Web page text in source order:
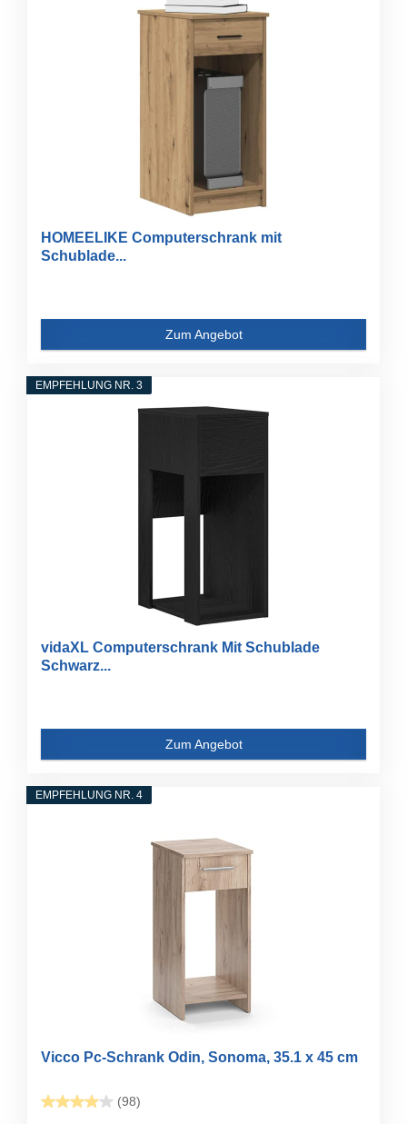
HOMEELIKE Computerschrank mit
Schublade...
Zum Angebot
EMPFEHLUNG NR. 3
vidaXL Computerschrank Mit Schublade
Schwarz...
Zum Angebot
EMPFEHLUNG NR. 4
Vicco Pc-Schrank Odin, Sonoma, 35.1 x 45 cm
(98)